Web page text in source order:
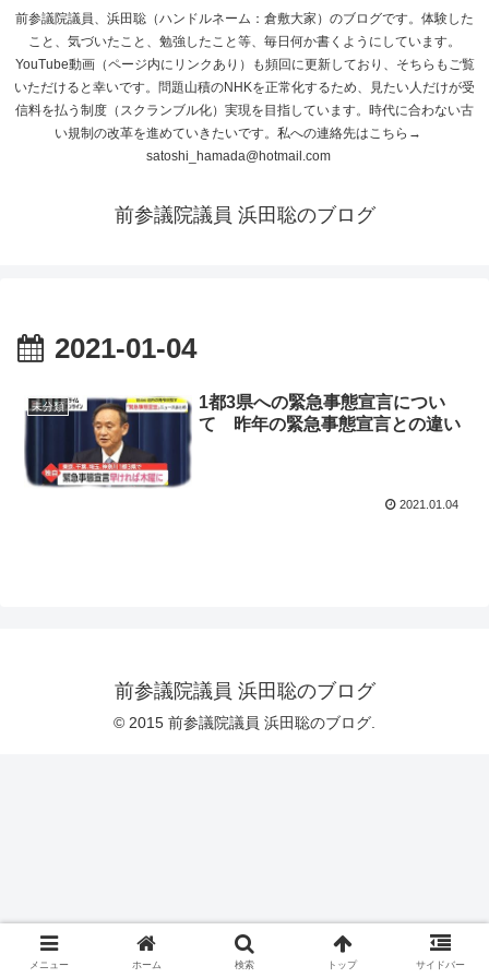
前参議院議員、浜田聡（ハンドルネーム：倉敷大家）のブログです。体験した
こと、気づいたこと、勉強したこと等、毎日何か書くようにしています。
YouTube動画（ページ内にリンクあり）も頻回に更新しており、そちらもご覧
いただけると幸いです。問題山積のNHKを正常化するため、見たい人だけが受
信料を払う制度（スクランブル化）実現を目指しています。時代に合わない古
い規制の改革を進めていきたいです。私への連絡先はこちら→
satoshi_hamada@hotmail.com
前参議院議員 浜田聡のブログ
2021-01-04
未分類
1都3県への緊急事態宣言につい
て 昨年の緊急事態宣言との違い
2021.01.04
前参議院議員 浜田聡のブログ
© 2015 前参議院議員 浜田聡のブログ.
メニュー ホーム 検索 トップ サイドバー